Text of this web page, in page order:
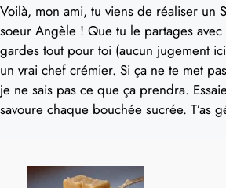
Voilà, mon ami, tu viens de réaliser un
soeur Angèle ! Que tu le partages
gardes tout pour toi (aucun jugement
un vrai chef crémier. Si ça ne te met
je ne sais pas ce que ça prendra.
savoure chaque bouchée sucrée. T’as